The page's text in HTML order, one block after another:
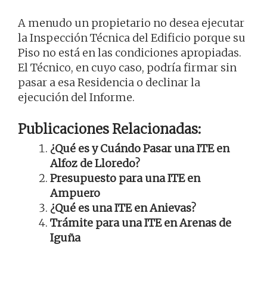
A menudo un propietario no desea ejecutar
la Inspección Técnica del Edificio porque su
Piso no está en las condiciones apropiadas.
El Técnico, en cuyo caso, podría firmar sin
pasar a esa Residencia o declinar la
ejecución del Informe.
Publicaciones Relacionadas:
¿Qué es y Cuándo Pasar una ITE en
Alfoz de Lloredo?
Presupuesto para una ITE en
Ampuero
¿Qué es una ITE en Anievas?
Trámite para una ITE en Arenas de
Iguña